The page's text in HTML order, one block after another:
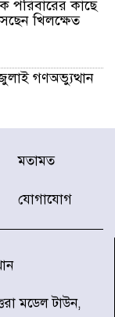
পরিবারের কাছে
খিলক্ষেত
গণঅভ্যুত্থান
পাসপোর্ট
চক্রের ১৩ জন
এ দেশেই
হোক না কেন,
মতামত
যোগাযোগ
মডেল টাউন,